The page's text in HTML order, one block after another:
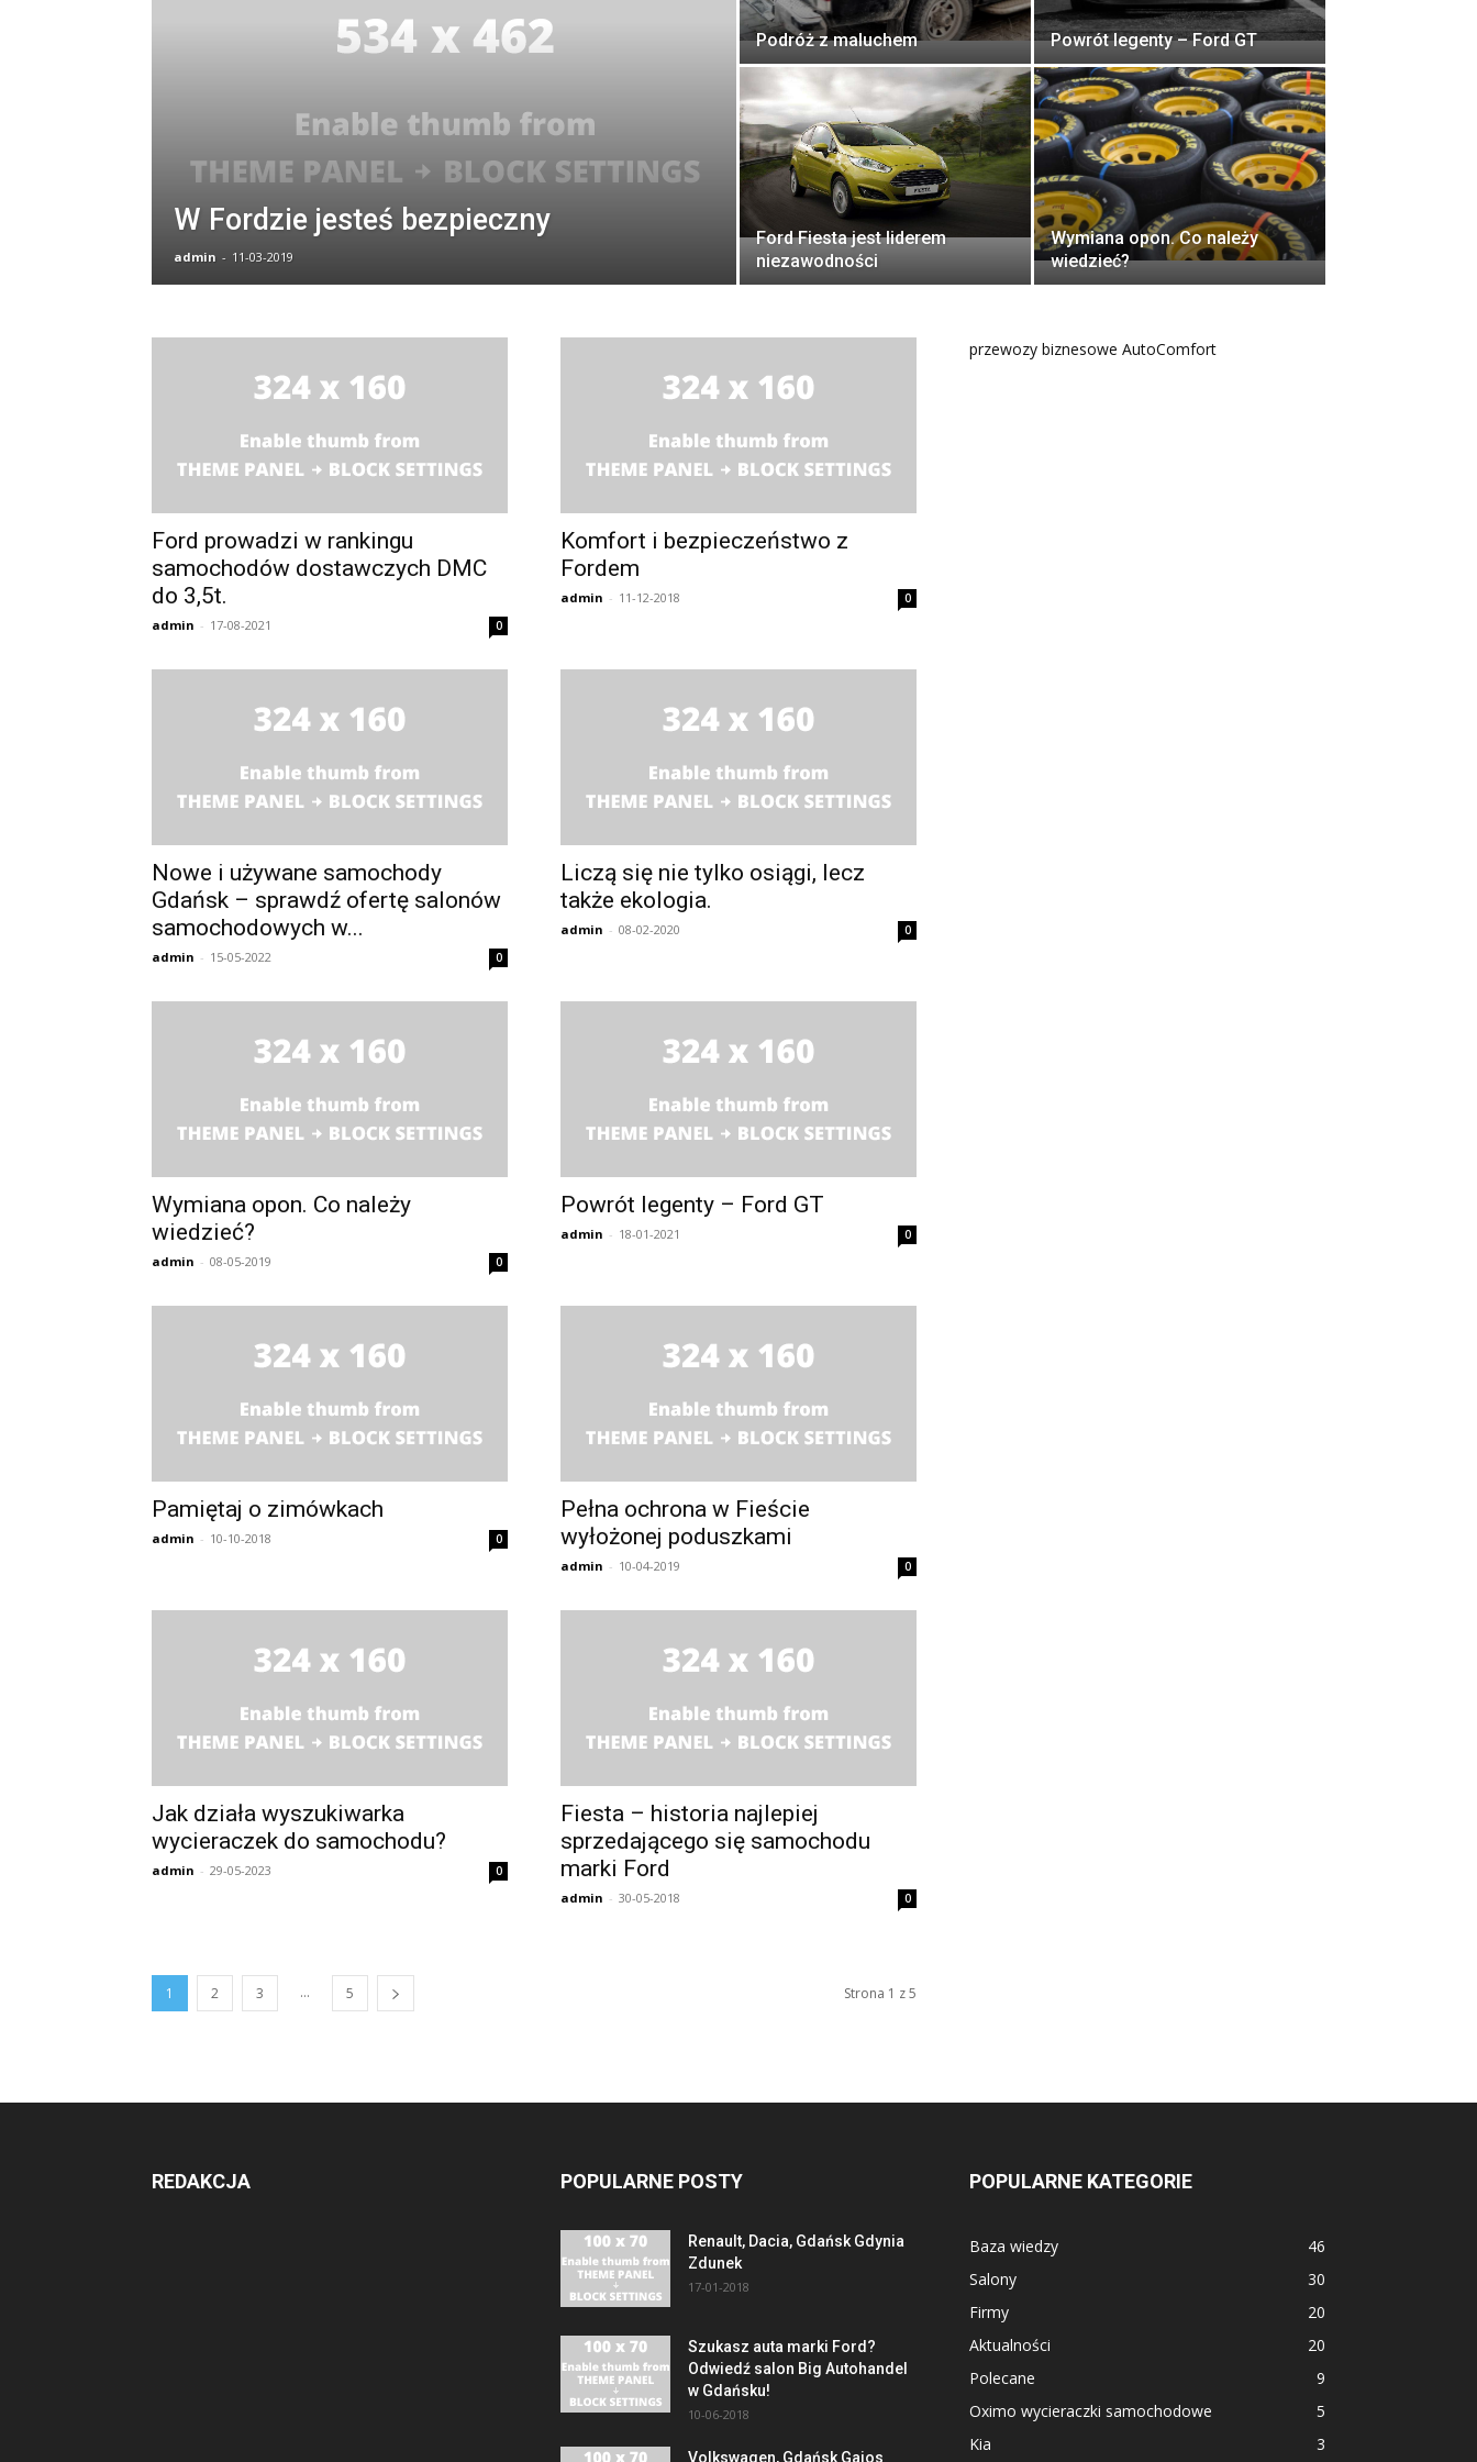
W Fordzie jesteś bezpieczny
admin - 11-03-2019
Podróż z maluchem Powrót legenty – Ford GT
Ford Fiesta jest liderem
niezawodności
Wymiana opon. Co należy
wiedzieć?
Ford prowadzi w rankingu
samochodów dostawczych DMC
do 3,5t.
admin - 17-08-2021 0
Komfort i bezpieczeństwo z
Fordem
admin - 11-12-2018 0
Nowe i używane samochody
Gdańsk – sprawdź ofertę salonów
samochodowych w...
admin - 15-05-2022 0
Liczą się nie tylko osiągi, lecz
także ekologia.
admin - 08-02-2020 0
Wymiana opon. Co należy
wiedzieć?
admin - 08-05-2019 0
Powrót legenty – Ford GT
admin - 18-01-2021 0
Pamiętaj o zimówkach
admin - 10-10-2018 0
Pełna ochrona w Fieście
wyłożonej poduszkami
admin - 10-04-2019 0
Jak działa wyszukiwarka
wycieraczek do samochodu?
admin - 29-05-2023 0
Fiesta – historia najlepiej
sprzedającego się samochodu
marki Ford
admin - 30-05-2018 0
1 2 3 ... 5 Strona 1 z 5
przewozy biznesowe AutoComfort
REDAKCJA POPULARNE POSTY
Renault, Dacia, Gdańsk Gdynia
Zdunek
17-01-2018
Szukasz auta marki Ford?
Odwiedź salon Big Autohandel
w Gdańsku!
10-06-2018
Volkswagen, Gdańsk Gajos
POPULARNE KATEGORIE
Baza wiedzy
46
Salony
30
Firmy
20
Aktualności
20
Polecane
9
Oximo wycieraczki samochodowe
5
Kia
3